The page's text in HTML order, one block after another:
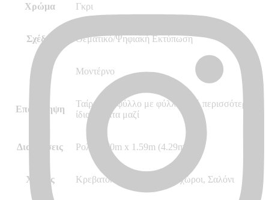
Χρώμα Γκρι
Σχέδιο Θεματικό/Ψηφιακή Εκτύπωση
Στυλ Μοντέρνο
Επανάληψη
Ταίριαγμα φύλλο με φύλλο / 2 ή περισσότερα
ίδια θέματα μαζί
Διαστάσεις Ρολό 2.70m x 1.59m (4.29m²)
Χώρος Κρεβατοκάμαρα και άλλοι χώροι, Σαλόνι